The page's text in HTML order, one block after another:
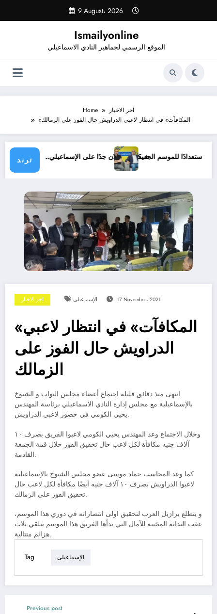
content
9 August، 2026
Ismailyonline
الموقع الرسمي لجماهير النادي الاسماعيلي
Home
اخر الاخبار
«المكافآت» في انتظار لاعبي الدراويش حال الفوز على الزمالك
ترند
شيكابالا: زعلان جدًا على الإسماعيلي..حتى الآن استعدادًا للموسم الجديد
اخر الاخبار الإسماعيلى 17 November، 2021
«المكافآت» في انتظار لاعبي
الدراويش حال الفوز على
الزمالك
انتهى منذ دقائق قليلة اجتماع أعضاء مجلس النواب و الشيوخ
بالإسماعيلية مع مجلس إدارة النادي الاسماعيلي برئاسة المهندس
يحيي الكومي في حضور لاعبي الدراويش.
وخلال الاجتماع وعد المهندس يحيي الكومي لاعبوا الفريق بصرف ١٠
آلاف جنيه مكافأة لكل لاعب حال تحقيق الفوز خلال قمة الجمعة
القادمة.
كما وعد المحاسب حماد موسى عضو مجلس الشيوخ بالإسماعيلية
لاعبوا الدراويش بصرف ١٠ آلاف جنيه أيضًا مكافأة لكل لاعب حال
تحقيق الفوز على الزمالك.
و يتطلع برازيل العرب لتحقيق اولى انتصاراته في دوري هذا الموسم،
عقب البداية المخيبة للآمال التي بدأها الفريق هذا الموسم بتلقي ثلاث
هزائم متتالية.
Tag الإسماعيلى
Previous post